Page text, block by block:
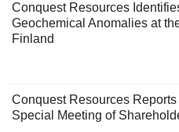
Conquest Resources
Geochemical Anomalies at
Finland
Conquest Resources
Special Meeting of